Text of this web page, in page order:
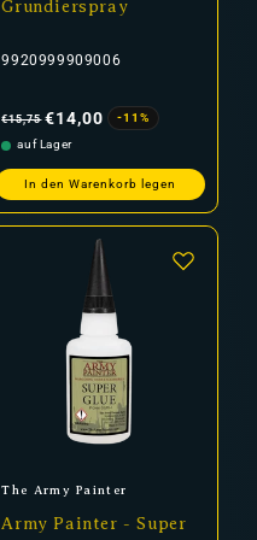
Grundierspray
9920999909006
Preis
€15,75 €14,00
-11%
auf Lager
In den Warenkorb legen
Anbieter:
The Army Painter
Army Painter - Super